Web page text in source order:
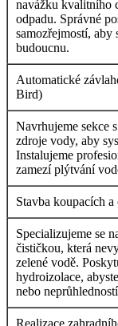
navážku kvalitního
odpadu. Správné
samozřejmostí, aby
budoucnu.
Automatické
Bird)
Navrhujeme sekce
zdroje vody, aby
Instalujeme
zamezí plýtvání
Stavba koupacích
Specializujeme se
čističkou, která
zelené vodě.
hydroizolace,
nebo